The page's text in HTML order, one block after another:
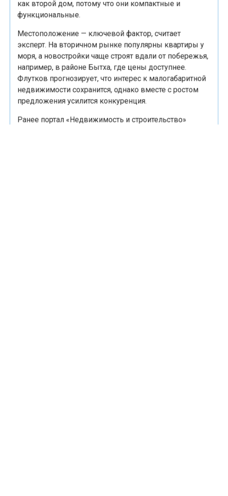
как второй дом, потому что они компактные и
функциональные.
Местоположение — ключевой фактор, считает
эксперт. На вторичном рынке популярны квартиры у
моря, а новостройки чаще строят вдали от побережья,
например, в районе Бытха, где цены доступнее.
Флутков прогнозирует, что интерес к малогабаритной
недвижимости сохранится, однако вместе с ростом